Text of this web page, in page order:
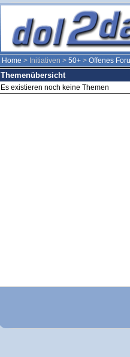
Home > Initiativen > 50+ > Offenes
Themenübersicht
Es existieren noch keine Themen